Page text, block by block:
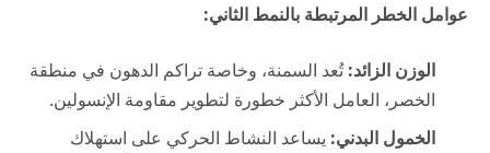
عوامل الخطر المرتبطة بالنمط الثاني:
الوزن الزائد:تُعد السمنة، وخاصة تراكم الدهون في منطقة
الخصر، العامل الأكثر خطورة لتطوير مقاومة الإنسولين.
الخمول البدني: يساعد النشاط الحركي على استهلاك